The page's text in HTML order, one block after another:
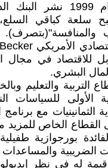
في تقريره لعام 1999
سلعة كباقي
نوبل للاقتصاد في مجال
البشري.
التربية والتعليم
الأولى للسياسات
الثمانينيات مع برنامج
القطاع الخاص للمزيد
بورجوازية
الضريبية والمساعدات
قيمة له في نظر